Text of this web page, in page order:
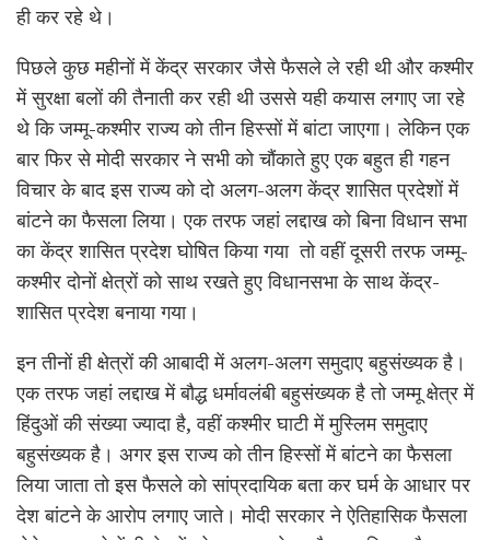
ही कर रहे थे।
पिछले कुछ महीनों में केंद्र सरकार जैसे फैसले ले रही थी और कश्मीर
में सुरक्षा बलों की तैनाती कर रही थी उससे यही कयास लगाए जा रहे
थे कि जम्मू-कश्मीर राज्य को तीन हिस्सों में बांटा जाएगा। लेकिन एक
बार फिर से मोदी सरकार ने सभी को चौंकाते हुए एक बहुत ही गहन
विचार के बाद इस राज्य को दो अलग-अलग केंद्र शासित प्रदेशों में
बांटने का फैसला लिया। एक तरफ जहां लद्दाख को बिना विधान सभा
का केंद्र शासित प्रदेश घोषित किया गया तो वहीं दूसरी तरफ जम्मू-
कश्मीर दोनों क्षेत्रों को साथ रखते हुए विधानसभा के साथ केंद्र-
शासित प्रदेश बनाया गया।
इन तीनों ही क्षेत्रों की आबादी में अलग-अलग समुदाए बहुसंख्यक है।
एक तरफ जहां लद्दाख में बौद्ध धर्मावलंबी बहुसंख्यक है तो जम्मू क्षेत्र में
हिंदुओं की संख्या ज्यादा है, वहीं कश्मीर घाटी में मुस्लिम समुदाए
बहुसंख्यक है। अगर इस राज्य को तीन हिस्सों में बांटने का फैसला
लिया जाता तो इस फैसले को सांप्रदायिक बता कर घर्म के आधार पर
देश बांटने के आरोप लगाए जाते। मोदी सरकार ने ऐतिहासिक फैसला